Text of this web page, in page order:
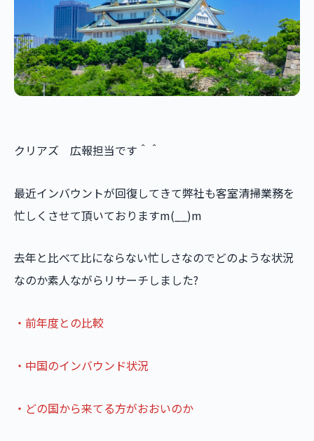
クリアズ 広報担当です＾＾
最近インバウントが回復してきて弊社も客室清掃業務を
忙しくさせて頂いておりますm(__)m
去年と比べて比にならない忙しさなのでどのような状況
なのか素人ながらリサーチしました?
・前年度との比較
・中国のインバウンド状況
・どの国から来てる方がおおいのか